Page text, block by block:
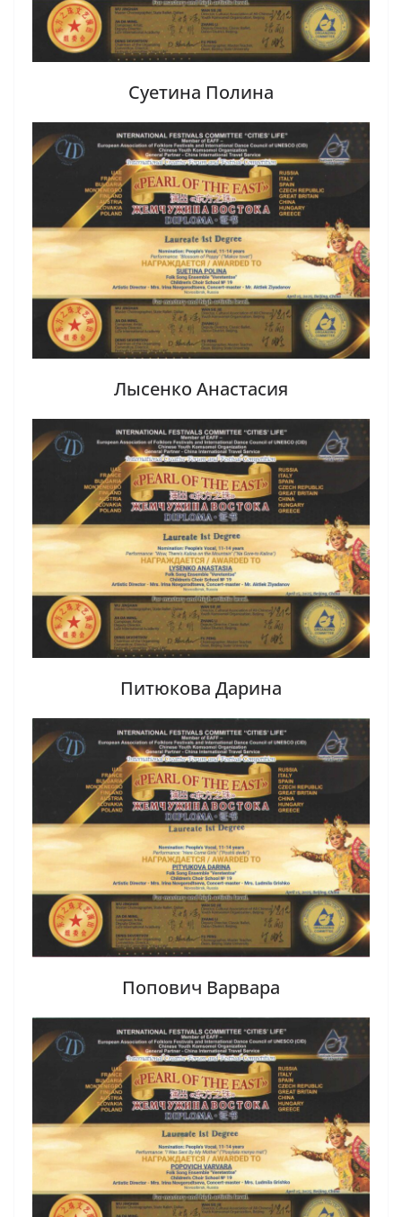
Суетина Полина
Лысенко Анастасия
Питюкова Дарина
Попович Варвара